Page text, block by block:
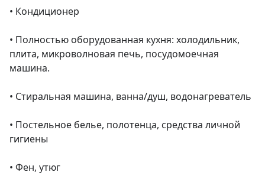
• Кондиционер
• Полностью оборудованная кухня: холодильник,
плита, микроволновая печь, посудомоечная
машина.
• Стиральная машина, ванна/душ, водонагреватель
• Постельное белье, полотенца, средства личной
гигиены
• Фен, утюг